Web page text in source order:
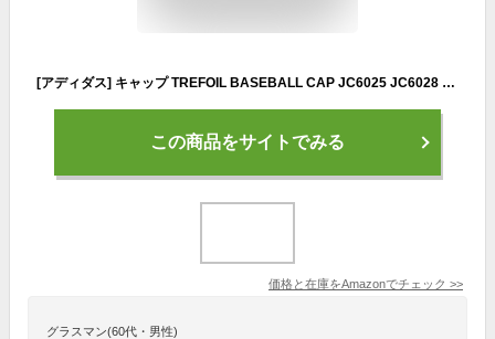
[アディダス] キャップ TREFOIL BASEBALL CAP JC6025 JC6028 JC6032 JC6037 帽子 OSFM 03.グローピンク [並行輸入品]
この商品をサイトでみる
価格と在庫をAmazonでチェック >>
グラスマン(60代・男性)